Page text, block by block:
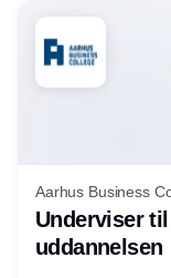
Aarhus Business
Underviser
uddannelsen